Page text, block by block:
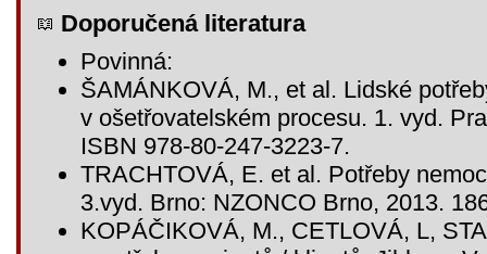
Doporučená literatura
Povinná:
ŠAMÁNKOVÁ, M., et al. Lidské
v ošetřovatelském procesu. 1. vyd.
ISBN 978-80-247-3223-7.
TRACHTOVÁ, E. et al. Potřeby
3.vyd. Brno: NZONCO Brno, 2013.
KOPÁČIKOVÁ, M., CETLOVÁ, L,